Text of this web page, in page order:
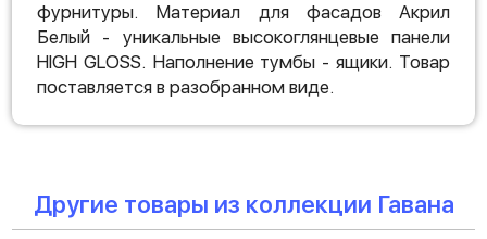
фурнитуры. Материал для фасадов Акрил
Белый - уникальные высокоглянцевые панели
HIGH GLOSS. Наполнение тумбы - ящики. Товар
поставляется в разобранном виде.
Другие товары из коллекции Гавана